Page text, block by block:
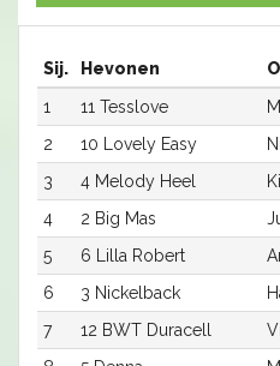
Sij. Hevonen
1
11 Tesslove
2
10 Lovely Easy
3
4 Melody Heel
4
2 Big Mas
5
6 Lilla Robert
6
3 Nickelback
7
12 BWT Duracell